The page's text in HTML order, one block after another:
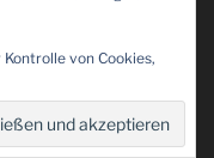
von Cookies,